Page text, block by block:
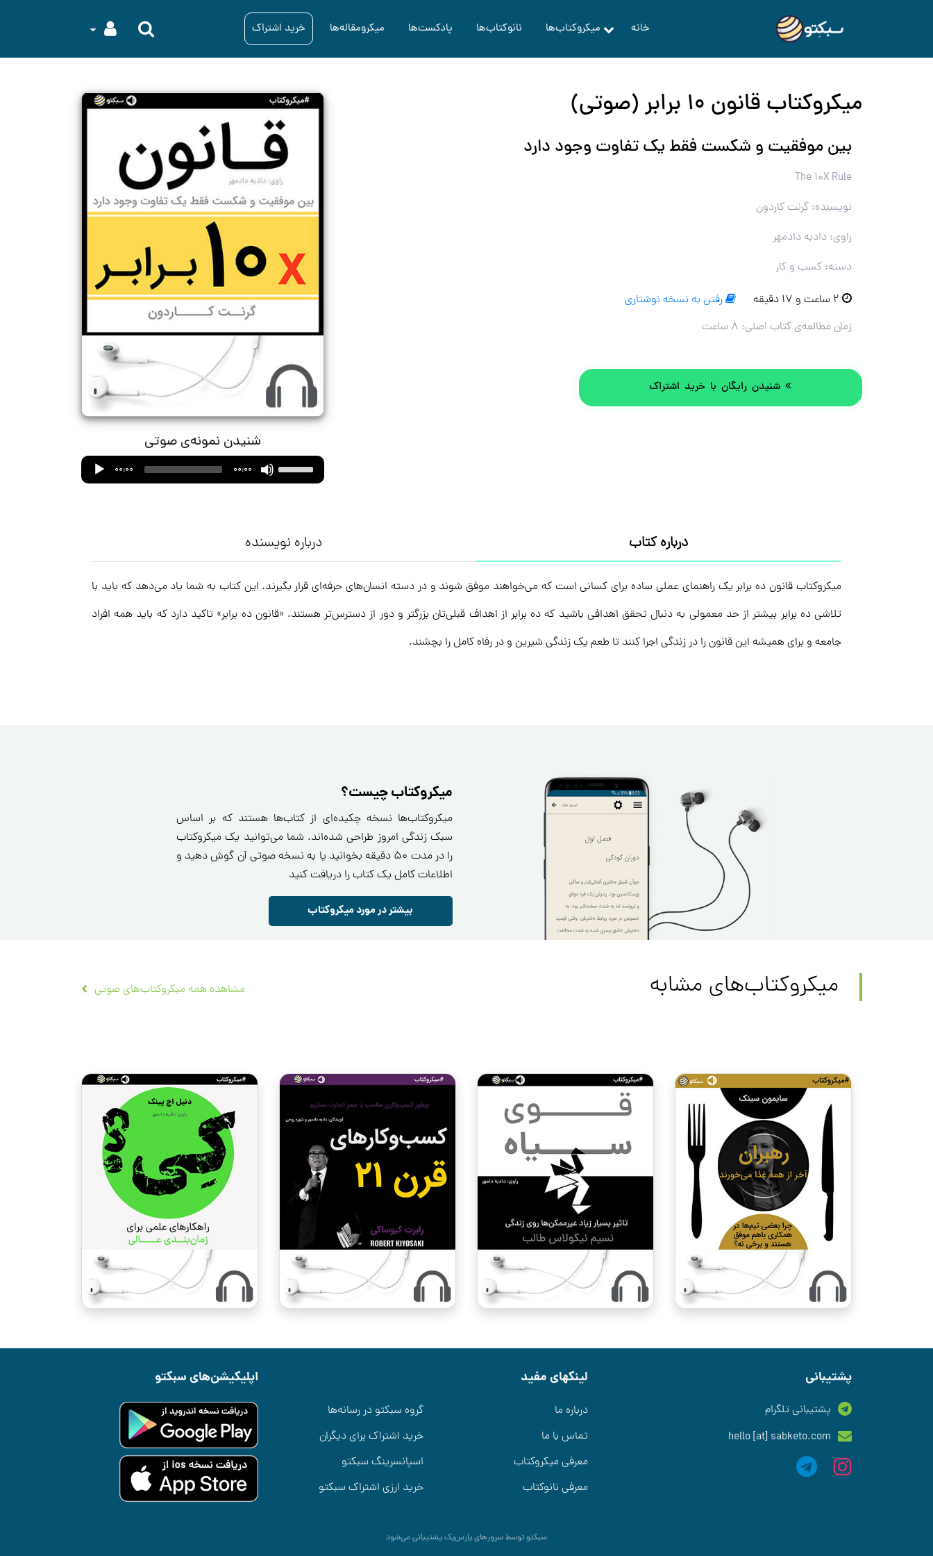
خانه میکروکتاب‌ها نانوکتاب‌ها پادکست‌ها میکرومقاله‌ها خرید اشتراک
میکروکتاب قانون ۱۰ برابر (صوتی)
بین موفقیت و شکست فقط یک تفاوت وجود دارد
The 10X Rule
نویسنده: گرنت کاردون
راوی: دادبه دادمهر
دسته: کسب و کار
رفتن به نسخه نوشتاری
زمان مطالعه‌ی کتاب اصلی: ۸ ساعت
شنیدن رایگان با خرید اشتراک
شنیدن نمونه‌ی صوتی
Audio
Player
00:00 00:00
Use
Up/Down
to
increase
decrease
volume.
درباره کتاب درباره نویسنده
میکروکتاب قانون ده برابر یک راهنمای عملی ساده برای کسانی است که می‌خواهند موفق شوند و در دسته انسان‌های حرفه‌ای قرار بگیرند. این کتاب به شما یاد می‌دهد که باید با
تلاشی ده برابر بیشتر از حد معمولی به دنبال تحقق اهدافی باشید که ده برابر از اهداف قبلی‌تان بزرگتر و دور از دسترس‌تر هستند. «قانون ده برابر» تاکید دارد که باید همه افراد
جامعه و برای همیشه این قانون را در زندگی اجرا کنند تا طعم یک زندگی شیرین و در رفاه کامل را بچشند.
میکروکتاب چیست؟
میکروکتاب‌ها نسخه چکیده‌ای از کتاب‌ها هستند که بر اساس
سبک زندگی امروز طراحی شده‌اند. شما می‌توانید یک میکروکتاب
را در مدت ۵۰ دقیقه بخوانید یا به نسخه صوتی آن گوش دهید و
اطلاعات کامل یک کتاب را دریافت کنید
بیشتر در مورد میکروکتاب
میکروکتاب‌های مشابه مشاهده همه میکروکتاب‌های صوتی
پشتیبانی
پشتیبانی تلگرام
hello [at] sabketo.com
لینکهای مفید
درباره ما
تماس با ما
معرفی میکروکتاب
معرفی نانوکتاب
گروه سبکتو در رسانه‌ها
خرید اشتراک برای دیگران
اسپانسرینگ سبکتو
خرید ارزی اشتراک سبکتو
اپلیکیشن‌های سبکتو
سبکتو توسط سرورهایپارس‌پکپشتیبانی می‌شود